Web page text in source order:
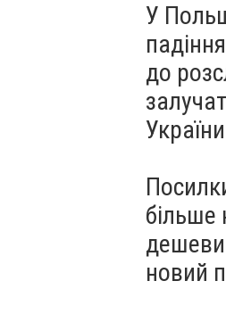
У
до
України
більше
новий